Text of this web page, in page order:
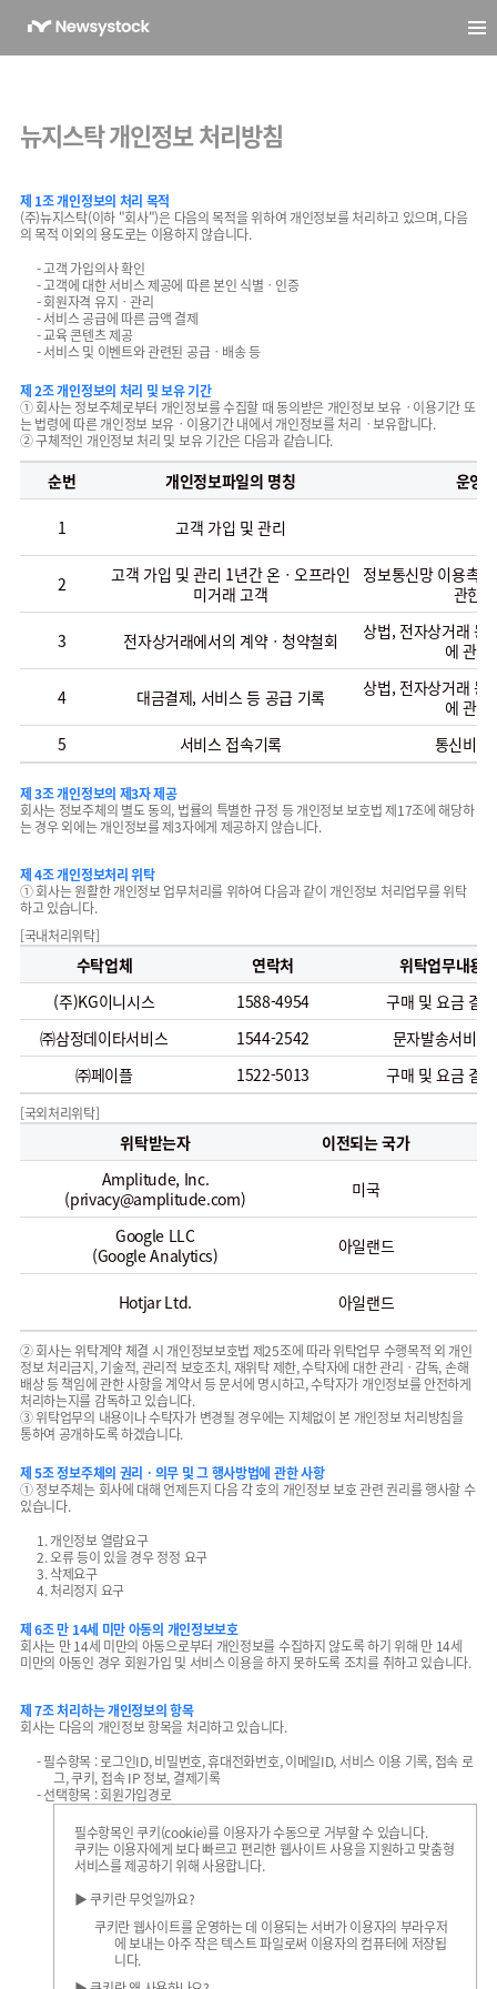
뉴지스탁개인정보 처리방침
제 1조 개인정보의 처리 목적
(주)뉴지스탁(이하 "회사")은 다음의 목적을 위하여 개인정보를 처리하고 있으며, 다음
의 목적 이외의 용도로는 이용하지 않습니다.
- 고객 가입의사 확인
- 고객에 대한 서비스 제공에 따른 본인 식별ㆍ인증
- 회원자격 유지ㆍ관리
- 서비스 공급에 따른 금액 결제
- 교육 콘텐츠 제공
- 서비스 및 이벤트와 관련된 공급ㆍ배송 등
제 2조 개인정보의 처리 및 보유 기간
① 회사는 정보주체로부터 개인정보를 수집할 때 동의받은 개인정보 보유ㆍ이용기간 또
는 법령에 따른 개인정보 보유ㆍ이용기간 내에서 개인정보를 처리ㆍ보유합니다.
② 구체적인 개인정보 처리 및 보유 기간은 다음과 같습니다.
순번 개인정보파일의 명칭 운영
1 고객 가입 및 관리
2
고객 가입 및 관리 1년간 온ㆍ오프라인
미거래 고객
정보통신망 이용촉
관한
3 전자상거래에서의 계약ㆍ청약철회
상법, 전자상거래 등
에 관한
4 대금결제, 서비스 등 공급 기록
상법, 전자상거래 등
에 관한
5
서비스 접속기록 통신비밀
제 3조 개인정보의 제3자 제공
회사는 정보주체의 별도 동의, 법률의 특별한 규정 등 개인정보 보호법 제17조에 해당하
는 경우 외에는 개인정보를 제3자에게 제공하지 않습니다.
제 4조 개인정보처리 위탁
① 회사는 원활한 개인정보 업무처리를 위하여 다음과 같이 개인정보 처리업무를 위탁
하고 있습니다.
[국내처리위탁]
수탁업체 연락처
위탁업무내용
(주)KG이니시스
1588-4954
구매 및 요금 결제
㈜삼정데이타서비스
1544-2542
문자발송서비스
㈜페이플
1522-5013 구매 및 요금 결제
[국외처리위탁]
위탁받는자
이전되는 국가
Amplitude, Inc.
(privacy@amplitude.com)
미국
Google LLC
(Google Analytics)
아일랜드
Hotjar Ltd. 아일랜드
② 회사는 위탁계약 체결 시 개인정보보호법 제25조에 따라 위탁업무 수행목적 외 개인
정보 처리금지, 기술적, 관리적 보호조치, 재위탁 제한, 수탁자에 대한 관리ㆍ감독, 손해
배상 등 책임에 관한 사항을 계약서 등 문서에 명시하고, 수탁자가 개인정보를 안전하게
처리하는지를 감독하고 있습니다.
③ 위탁업무의 내용이나 수탁자가 변경될 경우에는 지체없이 본 개인정보 처리방침을
통하여 공개하도록 하겠습니다.
제 5조 정보주체의 권리ㆍ의무 및 그 행사방법에 관한 사항
① 정보주체는 회사에 대해 언제든지 다음 각 호의 개인정보 보호 관련 권리를 행사할 수
있습니다.
1. 개인정보 열람요구
2. 오류 등이 있을 경우 정정 요구
3. 삭제요구
4. 처리정지 요구
제 6조 만 14세 미만 아동의 개인정보보호
회사는 만 14세 미만의 아동으로부터 개인정보를 수집하지 않도록 하기 위해 만 14세
미만의 아동인 경우 회원가입 및 서비스 이용을 하지 못하도록 조치를 취하고 있습니다.
제 7조 처리하는 개인정보의 항목
회사는 다음의 개인정보 항목을 처리하고 있습니다.
- 필수항목 : 로그인ID, 비밀번호, 휴대전화번호, 이메일ID, 서비스 이용 기록, 접속 로
그, 쿠키, 접속 IP 정보, 결제기록
- 선택항목 : 회원가입경로
필수항목인 쿠키(cookie)를 이용자가 수동으로 거부할 수 있습니다.
쿠키는 이용자에게 보다 빠르고 편리한 웹사이트 사용을 지원하고 맞춤형
서비스를 제공하기 위해 사용합니다.
▶ 쿠키란 무엇일까요?
쿠키란 웹사이트를 운영하는 데 이용되는 서버가 이용자의 부라우저
에 보내는 아주 작은 텍스트 파일로써 이용자의 컴퓨터에 저장됩
니다.